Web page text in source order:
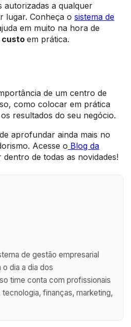
autorizadas a qualquer
lugar. Conheça o sistema de
em muito na hora de
custoem prática.
de um centro de
como colocar em prática
resultados do seu negócio.
aprofundar ainda mais no
Acesse o Blog da
dentro de todas as novidades!
de gestão empresarial
dia a dia dos
time conta com profissionais
finanças, marketing,